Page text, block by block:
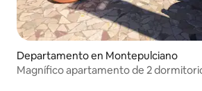
Departamento en Montepulciano
Magnífico apartamento de 2